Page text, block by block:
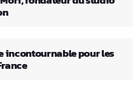
incontournable pour les